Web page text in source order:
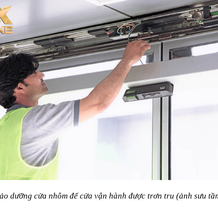
dưỡng cửa nhôm để cửa vận hành được trơn tru (ảnh sưu